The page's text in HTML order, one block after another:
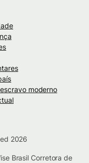
moderno
2026
Brasil Corretora de